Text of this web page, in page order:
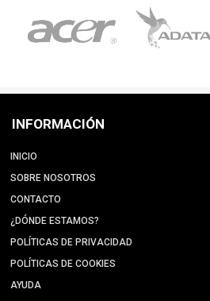
INFORMACIÓN
INICIO
SOBRE NOSOTROS
CONTACTO
¿DÓNDE ESTAMOS?
POLÍTICAS DE PRIVACIDAD
POLÍTICAS DE COOKIES
AYUDA